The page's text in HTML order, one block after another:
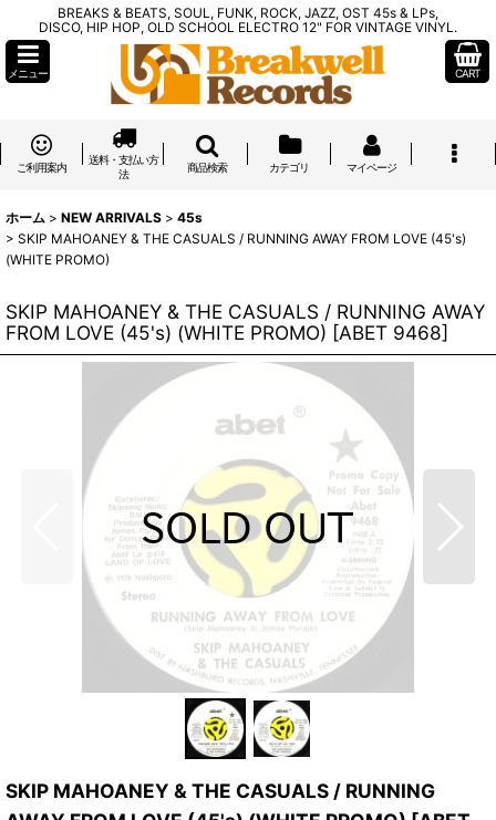
BREAKS & BEATS, SOUL, FUNK, ROCK, JAZZ, OST 45s & LPs,
DISCO, HIP HOP, OLD SCHOOL ELECTRO 12" FOR VINTAGE VINYL.
メニュー CART
ご利用案内
送料・支払い方
法
商品検索 カテゴリ マイページ
ホーム > NEW ARRIVALS > 45s
> SKIP MAHOANEY & THE CASUALS / RUNNING AWAY FROM LOVE (45's)
(WHITE PROMO)
SKIP MAHOANEY & THE CASUALS / RUNNING AWAY
FROM LOVE (45's) (WHITE PROMO) [ABET 9468]
SKIP MAHOANEY & THE CASUALS / RUNNING